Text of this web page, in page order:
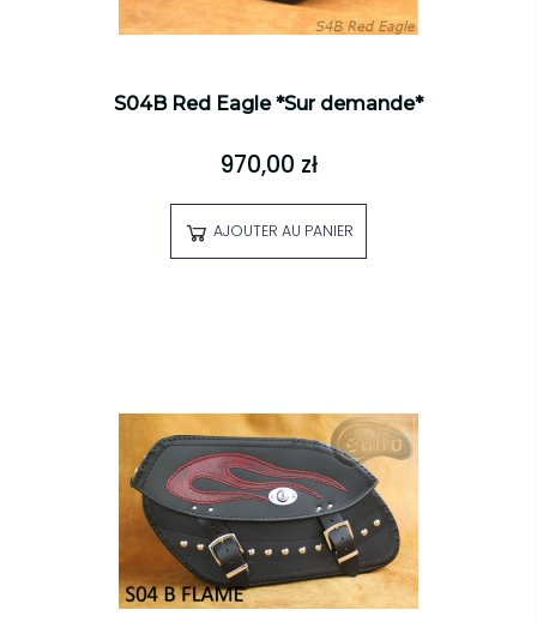
S04B Red Eagle *Sur demande*
970,00 zł
AJOUTER AU PANIER